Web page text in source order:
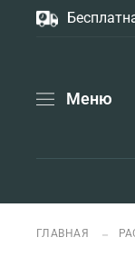
Меню
ГЛАВНАЯ